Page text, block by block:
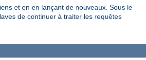
et en en lançant de nouveaux. Sous le
de continuer à traiter les requêtes